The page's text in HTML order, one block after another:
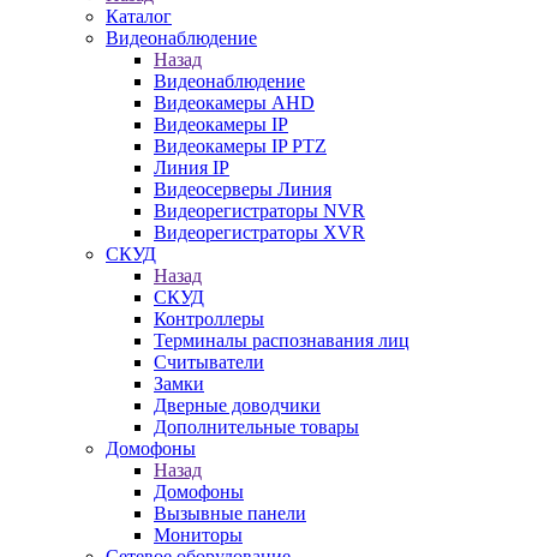
Каталог
Видеонаблюдение
Назад
Видеонаблюдение
Видеокамеры AHD
Видеокамеры IP
Видеокамеры IP PTZ
Линия IP
Видеосерверы Линия
Видеорегистраторы NVR
Видеорегистраторы XVR
СКУД
Назад
СКУД
Контроллеры
Терминалы распознавания лиц
Считыватели
Замки
Дверные доводчики
Дополнительные товары
Домофоны
Назад
Домофоны
Вызывные панели
Мониторы